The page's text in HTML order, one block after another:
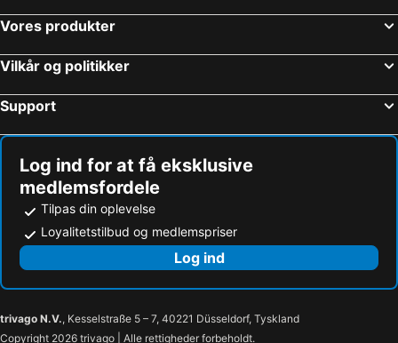
Vores produkter
Vilkår og politikker
Support
Log ind for at få eksklusive
medlemsfordele
Tilpas din oplevelse
Loyalitetstilbud og medlemspriser
Log ind
trivago N.V., Kesselstraße 5 – 7, 40221 Düsseldorf, Tyskland
Copyright 2026 trivago | Alle rettigheder forbeholdt.